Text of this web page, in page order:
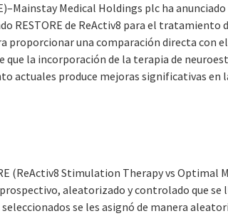
Medical Holdings plc ha
RESTORE de ReActiv8 para el
proporcionar una comparación directa
que la incorporación de la terapia de
actuales produce mejoras significativas en
(ReActiv8 Stimulation Therapy vs Optimal
aleatorizado y controlado que se
seleccionados se les asignó de manera